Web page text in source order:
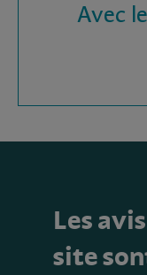
Avec
Les
site